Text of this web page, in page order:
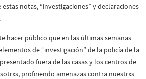
notas, “investigaciones” y declaraciones
.
hacer público que en las últimas semanas
de “investigación” de la policía de la
fuera de las casas y los centros de
profiriendo amenazas contra nuestrxs